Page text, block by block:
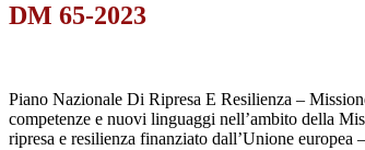
DM 65-2023
Piano Nazionale Di Ripresa E Resilienza –
competenze e nuovi linguaggi nell’ambito della
ripresa e resilienza finanziato dall’Unione europea